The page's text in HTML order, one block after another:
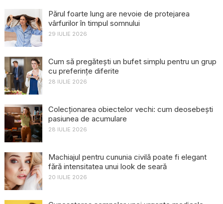
Părul foarte lung are nevoie de protejarea
vârfurilor în timpul somnului
29 IULIE 2026
Cum să pregătești un bufet simplu pentru un grup
cu preferințe diferite
28 IULIE 2026
Colecționarea obiectelor vechi: cum deosebești
pasiunea de acumulare
28 IULIE 2026
Machiajul pentru cununia civilă poate fi elegant
fără intensitatea unui look de seară
20 IULIE 2026